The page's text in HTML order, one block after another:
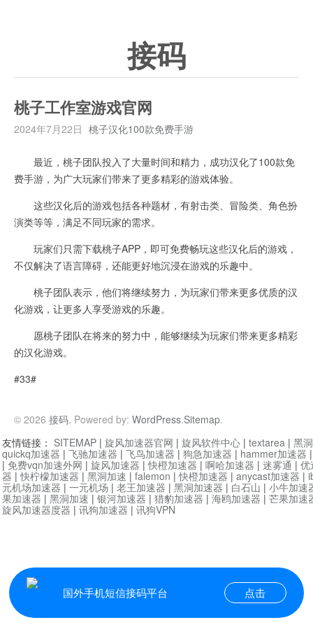
接码
桃子工作室游戏官网
2024年7月22日 桃子汉化100款免费手游
最近，桃子团队投入了大量时间和精力，成功汉化了100款免
费手游，为广大玩家们带来了更多精彩的游戏体验。
这些汉化后的游戏包括各种题材，有射击类、冒险类、角色扮
演类等等，满足不同玩家的需求。
玩家们只需下载桃子APP，即可免费畅玩这些汉化后的游戏，
不仅解决了语言障碍，还能更好地沉浸在游戏的乐趣中。
桃子团队表示，他们将继续努力，为玩家们带来更多优质的汉
化游戏，让更多人享受游戏的乐趣。
愿桃子团队在将来的努力中，能够继续为玩家们带来更多精彩
的汉化游戏。
#33#
© 2026 接码. Powered by: WordPress.Sitemap.
国外手机短信接码平台 点击
友情链接： SITEMAP | 旋风加速器官网 | 旋风软件中心 | textarea | 黑
quickq加速器 | 飞驰加速器 | 飞鸟加速器 | 狗急加速器 | hammer加速器
| 免费vqn加速外网 | 旋风加速器 |快橙加速器 | 啊哈加速器 | 迷雾通 | 优
器 |快柠檬加速器 | 黑洞加速 | falemon |快橙加速器 | anycast加速器 |
元机场加速器 | 一元机场 | 老王加速器 | 黑洞加速器 | 白石山 | 小牛加速
果加速器 | 黑洞加速 | 银河加速器 | 猎豹加速器 | 海鸥加速器 | 芒果加速
旋风加速器度器 | 讯狗加速器 | 讯狗VPN